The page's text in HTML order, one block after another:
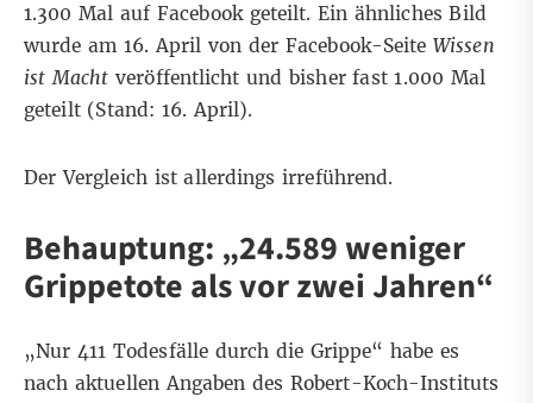
1.300 Mal auf Facebook geteilt. Ein ähnliches Bild
wurde am 16. April von der Facebook-SeiteWissen
ist Macht veröffentlicht und bisher fast 1.000 Mal
geteilt (Stand: 16. April).
Der Vergleich ist allerdings irreführend.
Behauptung: „24.589 weniger
Grippetote als vor zwei Jahren“
„Nur 411 Todesfälle durch die Grippe“ habe es
nach aktuellen Angaben des Robert-Koch-Instituts